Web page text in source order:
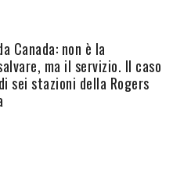
Canada: non è la
ma il servizio. Il caso
sei stazioni della Rogers